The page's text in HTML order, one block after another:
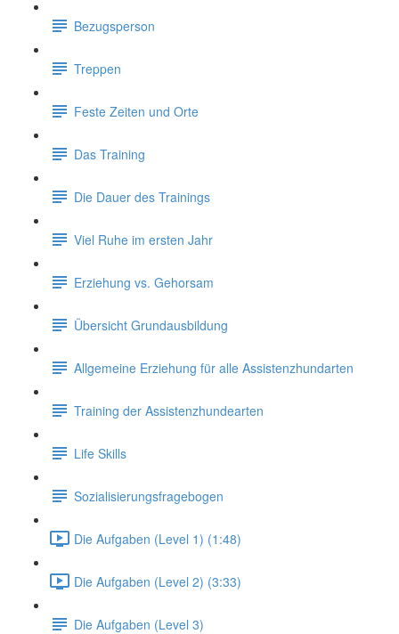
Bezugsperson
Treppen
Feste Zeiten und Orte
Das Training
Die Dauer des Trainings
Viel Ruhe im ersten Jahr
Erziehung vs. Gehorsam
Übersicht Grundausbildung
Allgemeine Erziehung für alle Assistenzhundarten
Training der Assistenzhundearten
Life Skills
Sozialisierungsfragebogen
Die Aufgaben (Level 1) (1:48)
Die Aufgaben (Level 2) (3:33)
Die Aufgaben (Level 3)